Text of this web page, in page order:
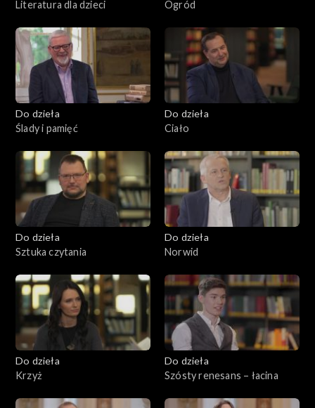
Literatura dla dzieci Ogród
Do dzieła
Ślady i pamięć
Do dzieła
Ciało
Do dzieła
Sztuka czytania
Do dzieła
Norwid
Do dzieła
Krzyż
Do dzieła
Szósty renesans – łacina